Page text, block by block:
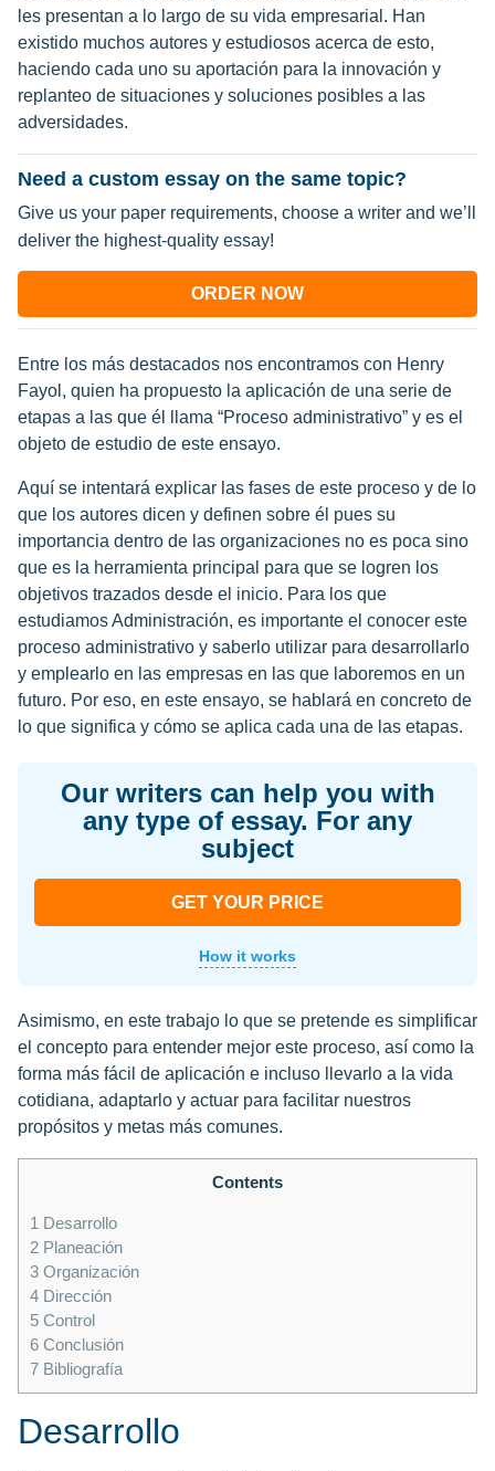
les presentan a lo largo de su vida empresarial. Han
existido muchos autores y estudiosos acerca de esto,
haciendo cada uno su aportación para la innovación y
replanteo de situaciones y soluciones posibles a las
adversidades.
Need a custom essay on the same topic?
Give us your paper requirements, choose a writer and we’ll
deliver the highest-quality essay!
ORDER NOW
Entre los más destacados nos encontramos con Henry
Fayol, quien ha propuesto la aplicación de una serie de
etapas a las que él llama “Proceso administrativo” y es el
objeto de estudio de este ensayo.
Aquí se intentará explicar las fases de este proceso y de lo
que los autores dicen y definen sobre él pues su
importancia dentro de las organizaciones no es poca sino
que es la herramienta principal para que se logren los
objetivos trazados desde el inicio. Para los que
estudiamos Administración, es importante el conocer este
proceso administrativo y saberlo utilizar para desarrollarlo
y emplearlo en las empresas en las que laboremos en un
futuro. Por eso, en este ensayo, se hablará en concreto de
lo que significa y cómo se aplica cada una de las etapas.
Our writers can help you with
any type of essay. For any
subject
GET YOUR PRICE
How it works
Asimismo, en este trabajo lo que se pretende es simplificar
el concepto para entender mejor este proceso, así como la
forma más fácil de aplicación e incluso llevarlo a la vida
cotidiana, adaptarlo y actuar para facilitar nuestros
propósitos y metas más comunes.
Contents
1 Desarrollo
2 Planeación
3 Organización
4 Dirección
5 Control
6 Conclusión
7 Bibliografía
Desarrollo